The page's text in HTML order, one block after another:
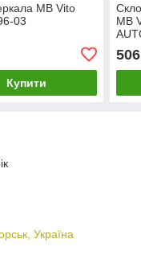
MB Vito
03
Купити
MB
506
Україна